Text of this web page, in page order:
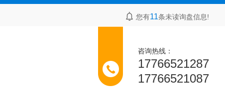
您有11条未读询盘信息!
咨询热线：
17766521287
17766521087